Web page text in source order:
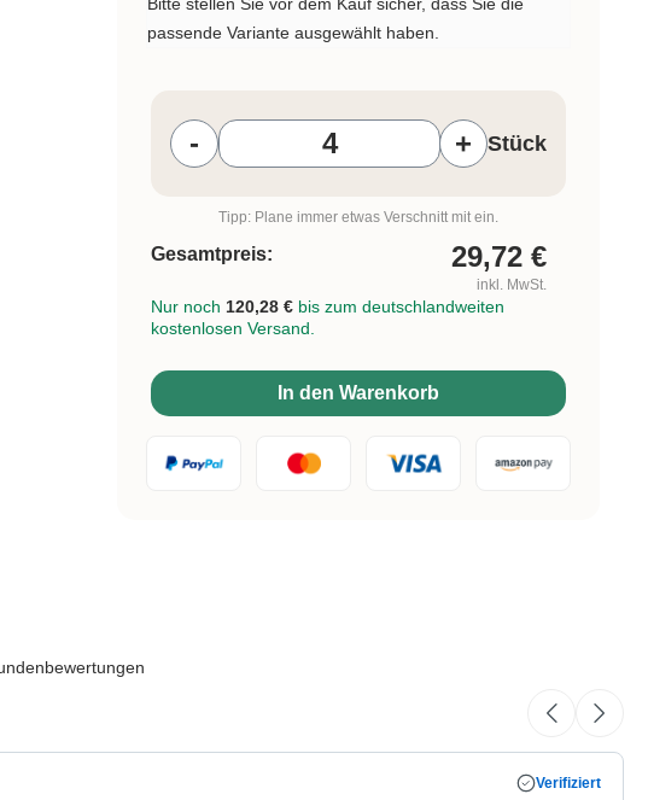
passende Variante ausgewählt haben.
-
+ Stück
Tipp: Plane immer etwas Verschnitt mit ein.
Gesamtpreis: 29,72 €
inkl. MwSt.
Nur noch 120,28 € bis zum deutschlandweiten
kostenlosen Versand.
In den Warenkorb
Verifiziert